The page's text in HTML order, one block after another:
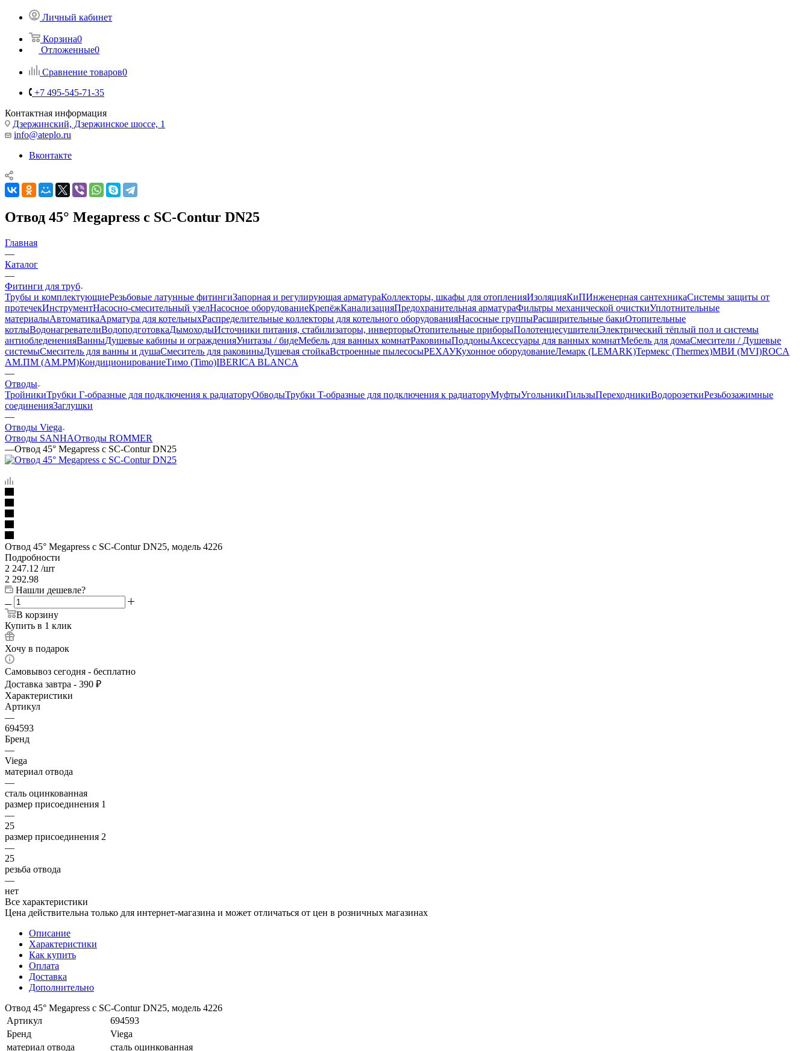
Личный кабинет
Корзина0
Отложенные0
Сравнение товаров0
+7 495-545-71-35
Контактная информация
Дзержинский, Дзержинское шоссе, 1
info@ateplo.ru
Вконтакте
Отвод 45° Megapress с SC-Contur DN25
Главная
—
Каталог
—
Фитинги для труб
Трубы и комплектующиеРезьбовые латунные фитингиЗапорная и регулирующая арматураКоллекторы, шкафы для отопленияИзоляцияКиПИнженерная сантехникаСистемы защиты от
протечекИнструментНасосно-смесительный узелНасосное оборудованиеКрепёжКанализацияПредохранительная арматураФильтры механической очисткиУплотнительные
материалыАвтоматикаАрматура для котельныхРаспределительные коллекторы для котельного оборудованияНасосные группыРасширительные бакиОтопительные
котлыВодонагревателиВодоподготовкаДымоходыИсточники питания, стабилизаторы, инверторыОтопительные приборыПолотенцесушителиЭлектрический тёплый пол и системы
антиобледененияВанныДушевые кабины и огражденияУнитазы / бидеМебель для ванных комнатРаковиныПоддоныАксессуары для ванных комнатМебель для домаСмесители / Душевые
системыСмеситель для ванны и душаСмеситель для раковиныДушевая стойкаВстроенные пылесосыРЕХАУКухонное оборудованиеЛемарк (LEMARK)Термекс (Thermex)МВИ (MVI)ROCA
АМ.ПМ (AM.PM)КондиционированиеТимо (Timo)IBERICA BLANCA
—
Отводы
ТройникиТрубки Г-образные для подключения к радиаторуОбводыТрубки T-образные для подключения к радиаторуМуфтыУгольникиГильзыПереходникиВодорозеткиРезьбозажимные
соединенияЗаглушки
—
Отводы Viega
Отводы SANHAОтводы ROMMER
—Отвод 45° Megapress с SC-Contur DN25
Отвод 45° Megapress с SC-Contur DN25, модель 4226
Подробности
2 247.12 /шт
2 292.98
Нашли дешевле?
В корзину
Купить в 1 клик
Хочу в подарок
Самовывоз сегодня - бесплатно
Доставка завтра - 390 ₽
Характеристики
Артикул
—
694593
Бренд
—
Viega
материал отвода
—
сталь оцинкованная
размер присоединения 1
—
25
размер присоединения 2
—
25
резьба отвода
—
нет
Все характеристики
Цена действительна только для интернет-магазина и может отличаться от цен в розничных магазинах
Описание
Характеристики
Как купить
Оплата
Доставка
Дополнительно
Отвод 45° Megapress с SC-Contur DN25, модель 4226
Артикул
694593
Бренд
Viega
материал отвода
сталь оцинкованная